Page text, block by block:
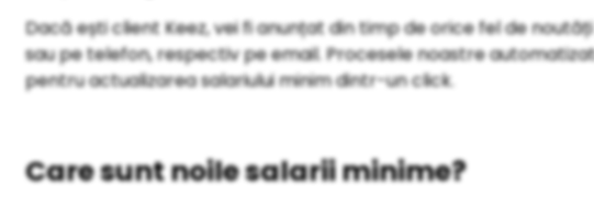
Dacă ești client Keez, vei fi anunțat din timp de orice fel de
sau pe telefon, respectiv pe email. Procesele noastre
pentru actualizarea salariului minim dintr-un click.
Care sunt noile salarii minime?